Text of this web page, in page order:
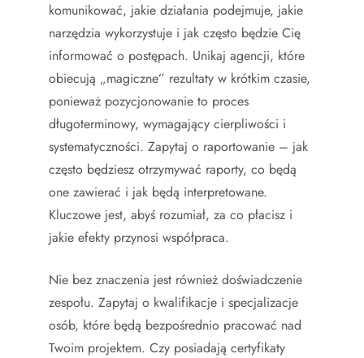
komunikować, jakie działania podejmuje, jakie
narzędzia wykorzystuje i jak często będzie Cię
informować o postępach. Unikaj agencji, które
obiecują „magiczne” rezultaty w krótkim czasie,
ponieważ pozycjonowanie to proces
długoterminowy, wymagający cierpliwości i
systematyczności. Zapytaj o raportowanie – jak
często będziesz otrzymywać raporty, co będą
one zawierać i jak będą interpretowane.
Kluczowe jest, abyś rozumiał, za co płacisz i
jakie efekty przynosi współpraca.
Nie bez znaczenia jest również doświadczenie
zespołu. Zapytaj o kwalifikacje i specjalizacje
osób, które będą bezpośrednio pracować nad
Twoim projektem. Czy posiadają certyfikaty